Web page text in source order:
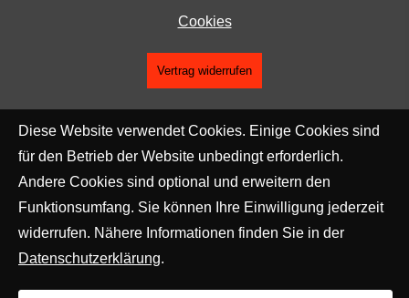
Cookies
Vertrag widerrufen
Diese Website verwendet Cookies. Einige Cookies sind
für den Betrieb der Website unbedingt erforderlich.
Andere Cookies sind optional und erweitern den
Funktionsumfang. Sie können Ihre Einwilligung jederzeit
widerrufen. Nähere Informationen finden Sie in der
Datenschutzerklärung.